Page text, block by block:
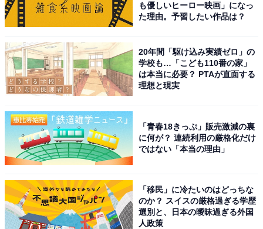
も優しいヒーロー映画」になっ
た理由。予習したい作品は？
20年間「駆け込み実績ゼロ」の
学校も…「こども110番の家」
は本当に必要？ PTAが直面する
理想と現実
「青春18きっぷ」販売激減の裏
に何が？ 連続利用の厳格化だけ
ではない「本当の理由」
「移民」に冷たいのはどっちな
のか？ スイスの厳格過ぎる学歴
選別と、日本の曖昧過ぎる外国
人政策